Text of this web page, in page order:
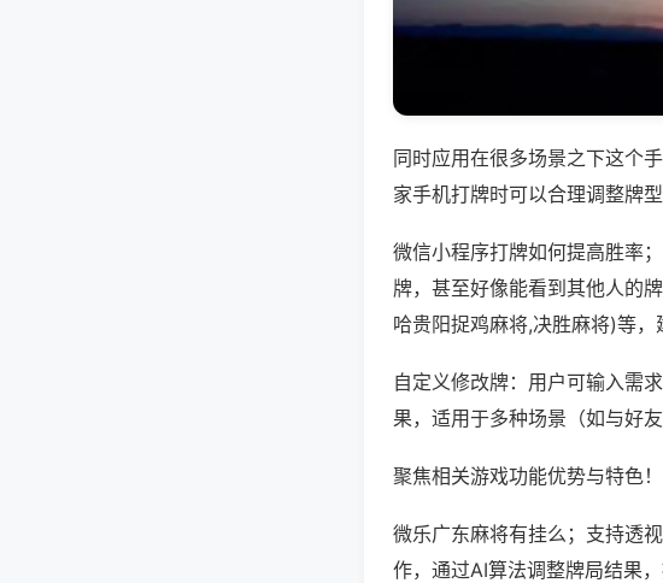
同时应用在很多场景之下这个
家手机打牌时可以合理调整牌
微信小程序打牌如何提高胜率
牌，甚至好像能看到其他人的
哈贵阳捉鸡麻将,决胜麻将)等，
自定义修改牌：用户可输入需
果，适用于多种场景（如与好
聚焦相关游戏功能优势与特色！
微乐广东麻将有挂么；支持透
作，通过AI算法调整牌局结果，